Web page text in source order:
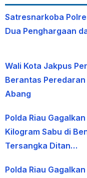
Satresnarkoba
Dua Penghargaan
Wali Kota Jakpus
Berantas
Abang
Polda Riau
Kilogram Sabu di
Tersangka Ditan…
Polda Riau